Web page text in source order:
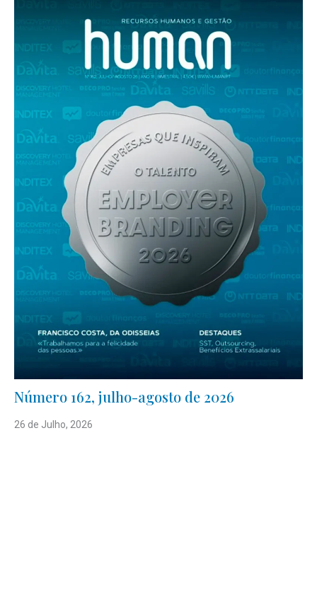
Número 162, julho-agosto de 2026
26 de Julho, 2026